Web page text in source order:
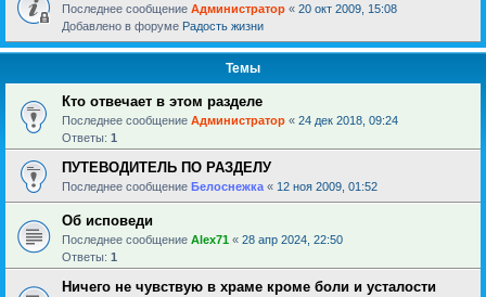
Последнее сообщение Администратор « 20 окт 2009, 15:08
Добавлено в форуме Радость жизни
Темы
Кто отвечает в этом разделе
Последнее сообщение Администратор « 24 дек 2018, 09:24
Ответы: 1
ПУТЕВОДИТЕЛЬ ПО РАЗДЕЛУ
Последнее сообщение Белоснежка « 12 ноя 2009, 01:52
Об исповеди
Последнее сообщение Alex71 « 28 апр 2024, 22:50
Ответы: 1
Ничего не чувствую в храме кроме боли и усталости